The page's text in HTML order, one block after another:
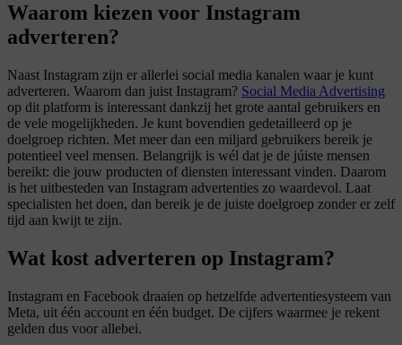
Waarom kiezen voor Instagram
adverteren?
Naast Instagram zijn er allerlei social media kanalen waar je kunt
adverteren. Waarom dan juist Instagram? Social Media Advertising
op dit platform is interessant dankzij het grote aantal gebruikers en
de vele mogelijkheden. Je kunt bovendien gedetailleerd op je
doelgroep richten. Met meer dan een miljard gebruikers bereik je
potentieel veel mensen. Belangrijk is wél dat je de júiste mensen
bereikt: die jouw producten of diensten interessant vinden. Daarom
is het uitbesteden van Instagram advertenties zo waardevol. Laat
specialisten het doen, dan bereik je de juiste doelgroep zonder er zelf
tijd aan kwijt te zijn.
Wat kost adverteren op Instagram?
Instagram en Facebook draaien op hetzelfde advertentiesysteem van
Meta, uit één account en één budget. De cijfers waarmee je rekent
gelden dus voor allebei.